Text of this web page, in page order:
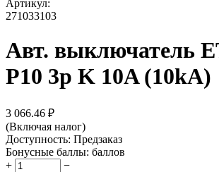
Артикул:
271033103
Авт. выключатель
P10 3p K 10A (10kA)
3 066.46 ₽
(Включая налог)
Доступность: Предзаказ
Бонусные баллы: баллов
+
−